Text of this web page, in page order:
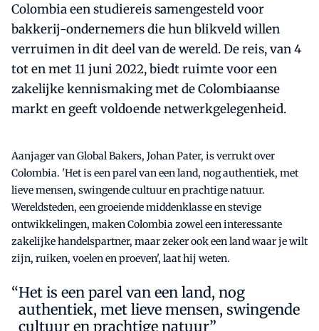
Colombia een studiereis samengesteld voor
bakkerij-ondernemers die hun blikveld willen
verruimen in dit deel van de wereld. De reis, van 4
tot en met 11 juni 2022, biedt ruimte voor een
zakelijke kennismaking met de Colombiaanse
markt en geeft voldoende netwerkgelegenheid.
Aanjager van Global Bakers, Johan Pater, is verrukt over
Colombia. 'Het is een parel van een land, nog authentiek, met
lieve mensen, swingende cultuur en prachtige natuur.
Wereldsteden, een groeiende middenklasse en stevige
ontwikkelingen, maken Colombia zowel een interessante
zakelijke handelspartner, maar zeker ook een land waar je wilt
zijn, ruiken, voelen en proeven', laat hij weten.
Het is een parel van een land, nog
authentiek, met lieve mensen, swingende
cultuur en prachtige natuur”